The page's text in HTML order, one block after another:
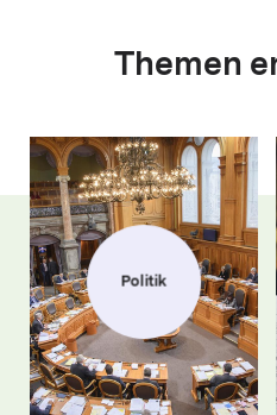
Themen
Politik